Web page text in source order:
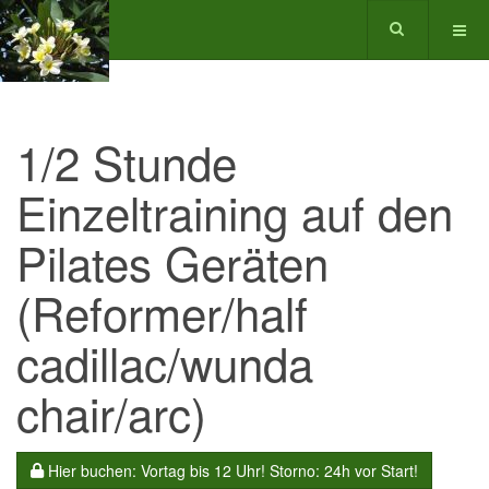
1/2 Stunde
Einzeltraining auf den
Pilates Geräten
(Reformer/half
cadillac/wunda
chair/arc)
Hier buchen: Vortag bis 12 Uhr! Storno: 24h vor Start!